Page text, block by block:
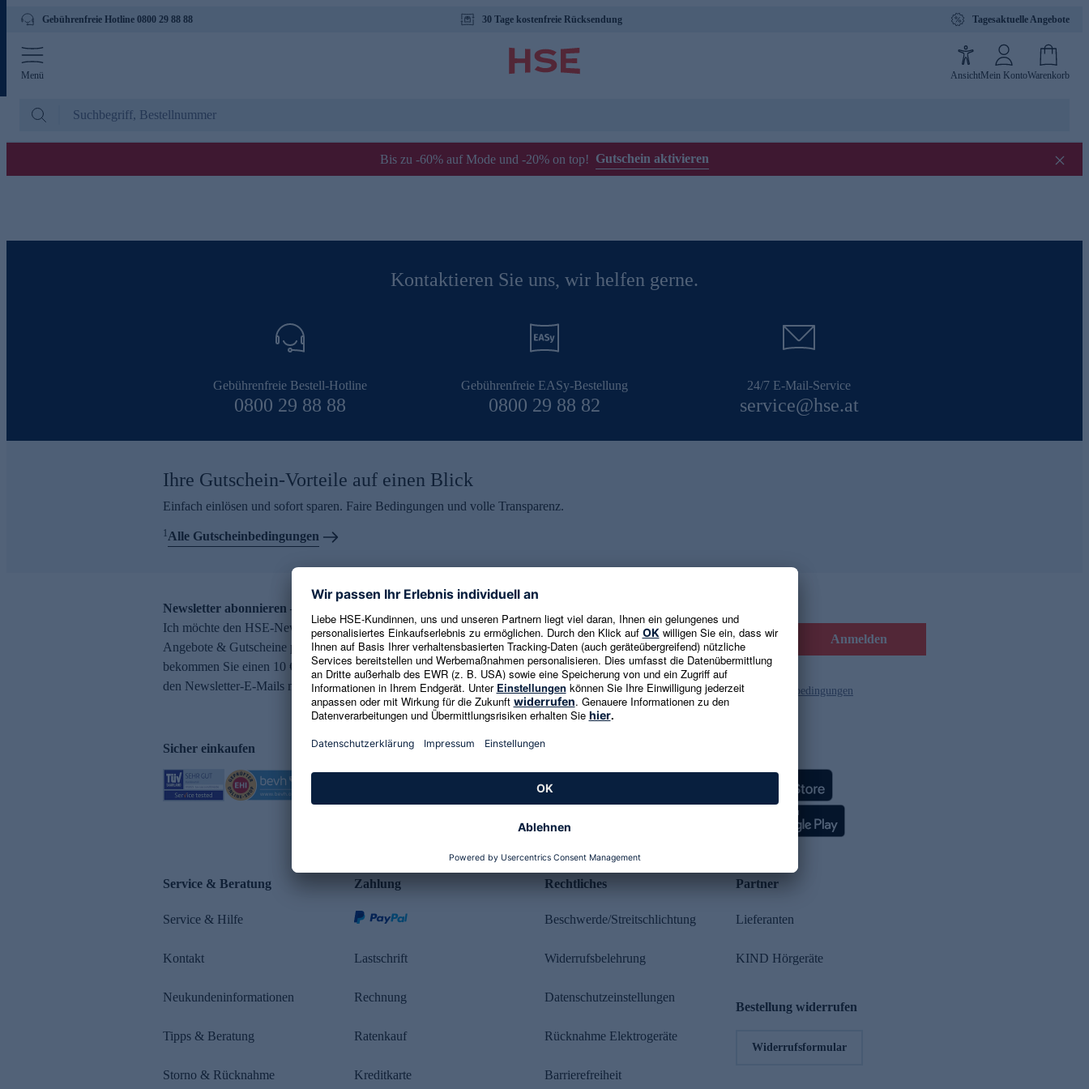
Gebührenfreie Hotline 0800 29 88 88 30 Tage kostenfreie Rücksendung Tagesaktuelle Angebote
Menü AnsichtMein KontoWarenkorb
Bis zu -60% auf Mode und -20% on top! Gutschein aktivieren
Kontaktieren Sie uns, wir helfen gerne.
Gebührenfreie Bestell-Hotline
0800 29 88 88
Gebührenfreie EASy-Bestellung
0800 29 88 82
24/7 E-Mail-Service
service@hse.at
Ihre Gutschein-Vorteile auf einen Blick
Einfach einlösen und sofort sparen. Faire Bedingungen und volle Transparenz.
1Alle Gutscheinbedingungen
Newsletter abonnieren – 10 € Gutschein erhalten
Ich möchte den HSE-Newsletter abonnieren und aktuelle Trends,
Angebote & Gutscheine per E-Mail erhalten. Als Dankeschön
bekommen Sie einen 10 € Gutschein. Eine Abmeldung ist jederzeit in
den Newsletter-E-Mails möglich.
E-Mail-Adresse eingeben Anmelden
Es gelten die Datenschutzrichtlinienund die Gutscheinbedingungen
Sicher einkaufen Kundenbewertung
Service & Beratung
Service & Hilfe
Kontakt
Neukundeninformationen
Tipps & Beratung
Storno & Rücknahme
Zahlung
Lastschrift
Rechnung
Ratenkauf
Kreditkarte
Rechtliches
Beschwerde/Streitschlichtung
Widerrufsbelehrung
Datenschutzeinstellungen
Rücknahme Elektrogeräte
Barrierefreiheit
Partner
Lieferanten
KIND Hörgeräte
Bestellung widerrufen
Widerrufsformular